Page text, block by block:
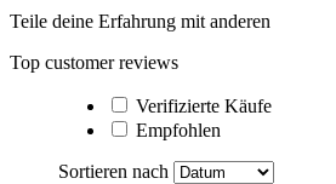
Teile deine Erfahrung mit anderen
Top customer reviews
Verifizierte Käufe
Empfohlen
Sortieren nach